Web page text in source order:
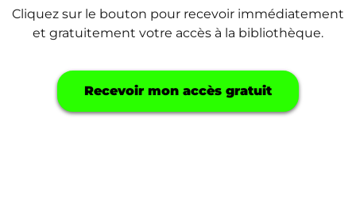
Cliquez sur le bouton pour recevoir immédiatement
et gratuitement votre accès à la bibliothèque.
Recevoir mon accès gratuit